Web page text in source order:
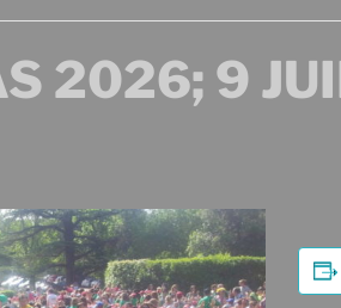
2026; 9